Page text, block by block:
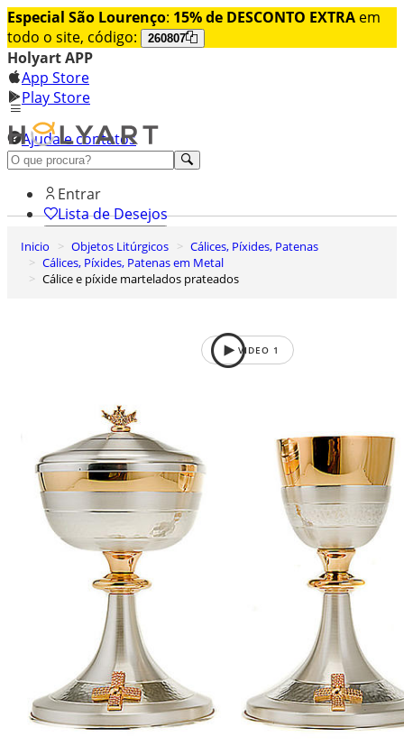
Especial São Lourenço: 15% de DESCONTO EXTRA em
todo o site, código:
260807
Holyart APP
App Store
Play Store
Ajuda e contatos
Conheça premium
Entrar
Lista de Desejos
0
Carrinho de Compras
Inicio Objetos Litúrgicos
Cálices, Píxides, Patenas
Cálices, Píxides, Patenas em Metal
Cálice e píxide martelados prateados
VIDEO 1